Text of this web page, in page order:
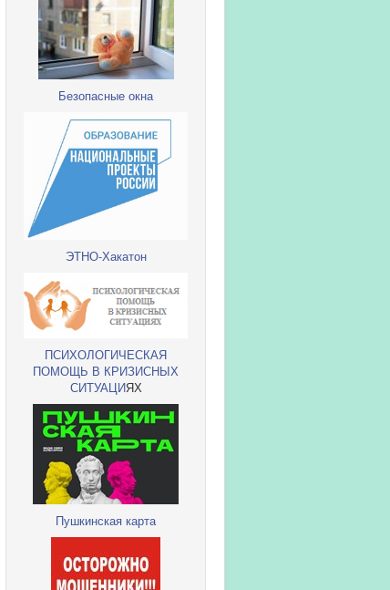
Безопасные окна
ЭТНО-Хакатон
ПСИХОЛОГИЧЕСКАЯ
ПОМОЩЬ В КРИЗИСНЫХ
СИТУАЦИЯХ
Пушкинская карта